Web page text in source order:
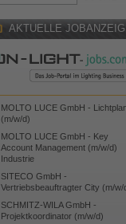
AKTUELLE
MOLTO LUCE GmbH -
(m/w/d)
MOLTO LUCE GmbH - Key
Account Management (m/w/d)
Industrie
SITECO GmbH -
Vertriebsbeauftragter City (m/w/
SCHMITZ-WILA GmbH -
Projektkoordinator (m/w/d)